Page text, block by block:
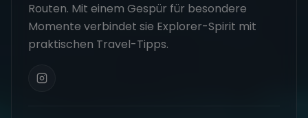
Routen. Mit einem Gespür für besondere
Momente verbindet sie Explorer-Spirit mit
praktischen Travel-Tipps.